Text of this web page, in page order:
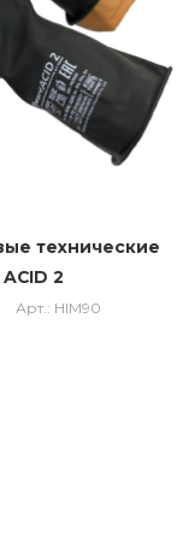
технические
2
Арт.: HIM90